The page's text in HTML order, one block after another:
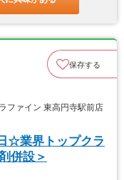
保存する
ファイン 東高円寺駅前店
☆業界トップクラ
併設＞